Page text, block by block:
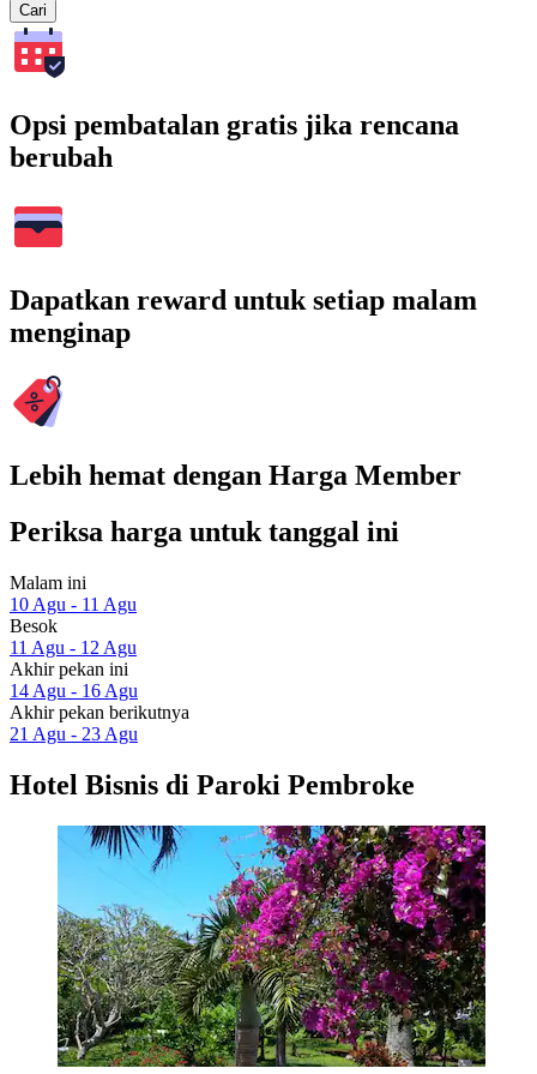
Cari
Opsi pembatalan gratis jika rencana
berubah
Dapatkan reward untuk setiap malam
menginap
Lebih hemat dengan Harga Member
Periksa harga untuk tanggal ini
Malam ini
10 Agu - 11 Agu
Besok
11 Agu - 12 Agu
Akhir pekan ini
14 Agu - 16 Agu
Akhir pekan berikutnya
21 Agu - 23 Agu
Hotel Bisnis di Paroki Pembroke